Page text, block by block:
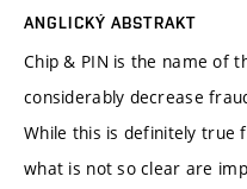
ANGLICKÝ ABSTRAKT
Chip & PIN is the name of
considerably decrease
While this is definitely true
what is not so clear are